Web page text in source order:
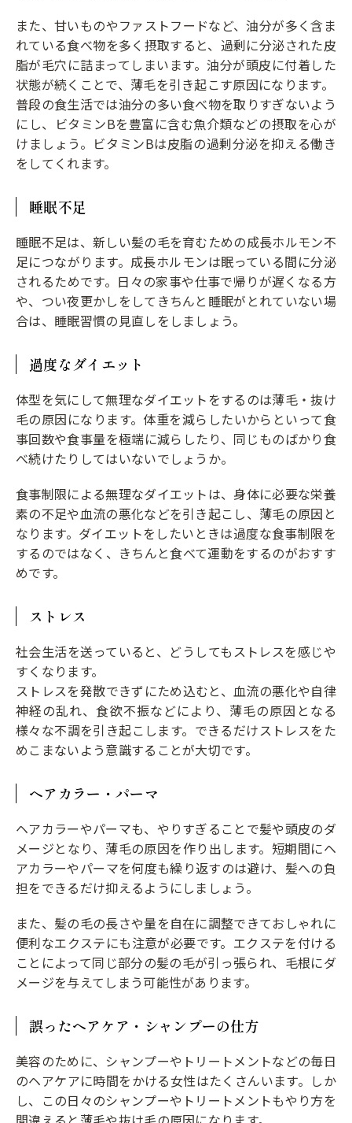
また、甘いものやファストフードなど、油分が多く含ま
れている食べ物を多く摂取すると、過剰に分泌された皮
脂が毛穴に詰まってしまいます。油分が頭皮に付着した
状態が続くことで、薄毛を引き起こす原因になります。
普段の食生活では油分の多い食べ物を取りすぎないよう
にし、ビタミンBを豊富に含む魚介類などの摂取を心が
けましょう。ビタミンBは皮脂の過剰分泌を抑える働き
をしてくれます。
睡眠不足
睡眠不足は、新しい髪の毛を育むための成長ホルモン不
足につながります。成長ホルモンは眠っている間に分泌
されるためです。日々の家事や仕事で帰りが遅くなる方
や、つい夜更かしをしてきちんと睡眠がとれていない場
合は、睡眠習慣の見直しをしましょう。
過度なダイエット
体型を気にして無理なダイエットをするのは薄毛・抜け
毛の原因になります。体重を減らしたいからといって食
事回数や食事量を極端に減らしたり、同じものばかり食
べ続けたりしてはいないでしょうか。
食事制限による無理なダイエットは、身体に必要な栄養
素の不足や血流の悪化などを引き起こし、薄毛の原因と
なります。ダイエットをしたいときは過度な食事制限を
するのではなく、きちんと食べて運動をするのがおすす
めです。
ストレス
社会生活を送っていると、どうしてもストレスを感じや
すくなります。
ストレスを発散できずにため込むと、血流の悪化や自律
神経の乱れ、食欲不振などにより、薄毛の原因となる
様々な不調を引き起こします。できるだけストレスをた
めこまないよう意識することが大切です。
ヘアカラー・パーマ
ヘアカラーやパーマも、やりすぎることで髪や頭皮のダ
メージとなり、薄毛の原因を作り出します。短期間にヘ
アカラーやパーマを何度も繰り返すのは避け、髪への負
担をできるだけ抑えるようにしましょう。
また、髪の毛の長さや量を自在に調整できておしゃれに
便利なエクステにも注意が必要です。エクステを付ける
ことによって同じ部分の髪の毛が引っ張られ、毛根にダ
メージを与えてしまう可能性があります。
誤ったヘアケア・シャンプーの仕方
美容のために、シャンプーやトリートメントなどの毎日
のヘアケアに時間をかける女性はたくさんいます。しか
し、この日々のシャンプーやトリートメントもやり方を